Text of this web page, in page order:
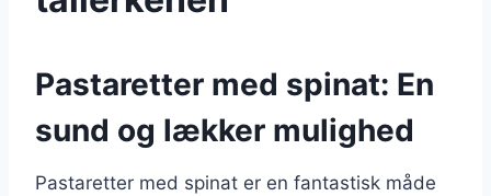
Pastaretter med spinat: En
sund og lækker mulighed
Pastaretter med spinat er en fantastisk måde